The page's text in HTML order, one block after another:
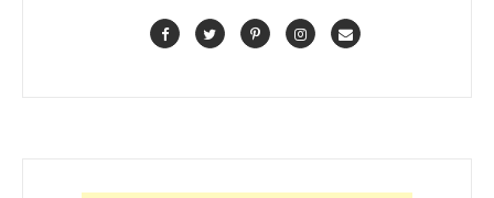
FacebookTwitterPinterestInstagramContact